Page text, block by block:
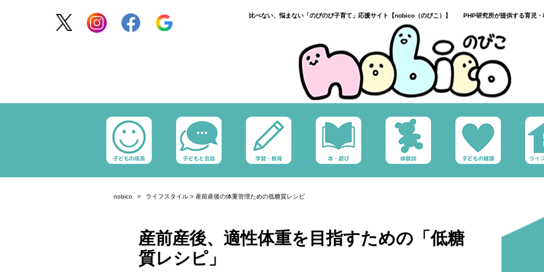
比べない、悩まない「のびのび子育て」応援サイト【nobico（のびこ）】 PHP研究所が提供する育児・
nobico ライフスタイル > 産前産後の体重管理ための低糖質レシピ
産前産後、適性体重を目指すための「低糖
質レシピ」